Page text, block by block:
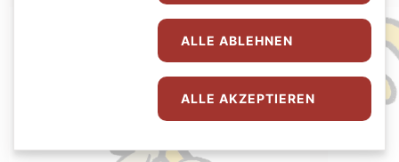
ALLE ABLEHNEN
ALLE AKZEPTIEREN